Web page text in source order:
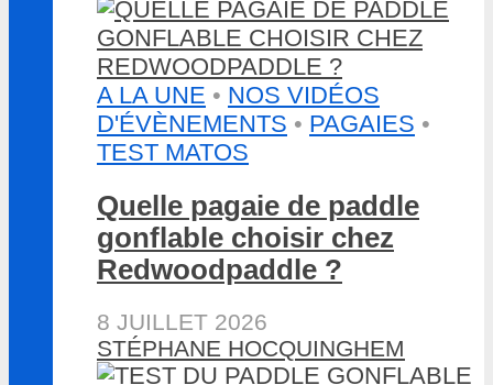
A LA UNE • NOS VIDÉOS
D'ÉVÈNEMENTS • PAGAIES •
TEST MATOS
Quelle pagaie de paddle
gonflable choisir chez
Redwoodpaddle ?
8 JUILLET 2026
STÉPHANE HOCQUINGHEM